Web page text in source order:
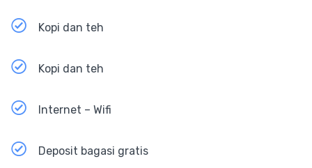
Kopi dan teh
Kopi dan teh
Internet – Wifi
Deposit bagasi gratis